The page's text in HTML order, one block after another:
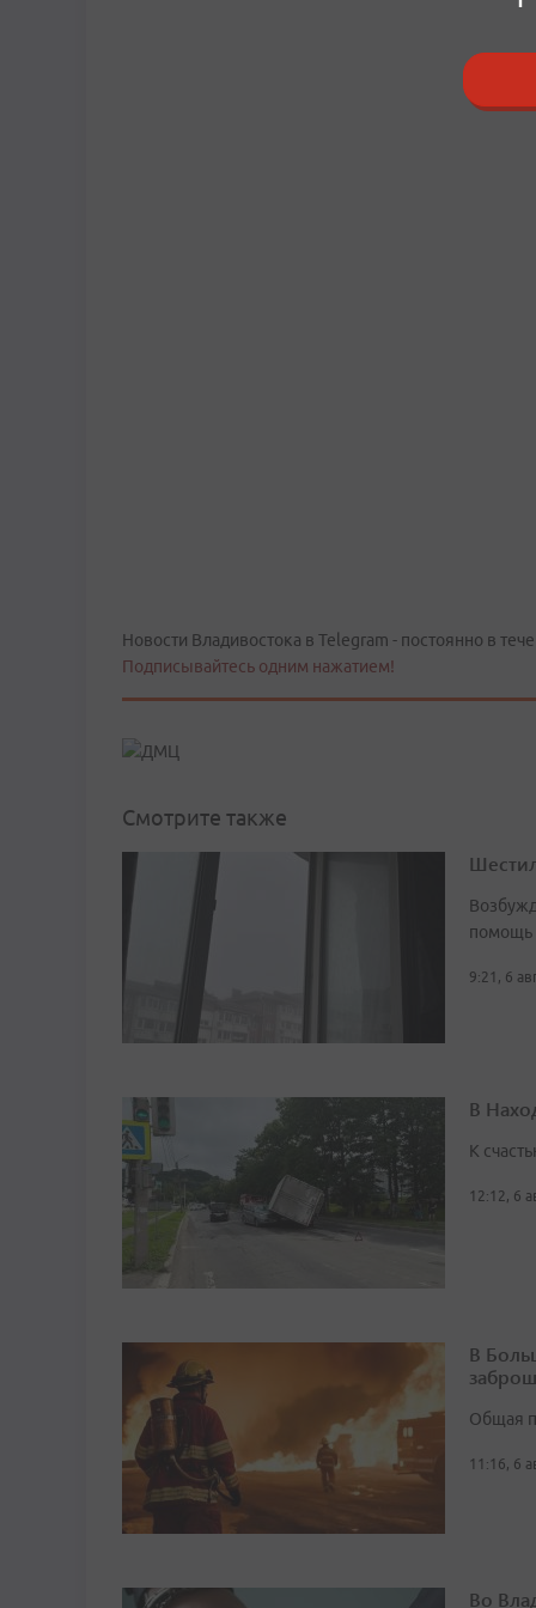
Новости Владивостока в Telegram - постоянно в
Подписывайтесь одним нажатием!
Смотрите также
помощь
9:21, 6
В
К
12:12, 6
В
Общая
11:16, 6
Во